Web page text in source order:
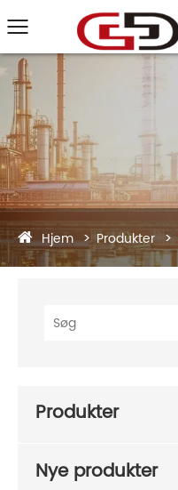
Hjem Produkter
Produkter
Nye produkter